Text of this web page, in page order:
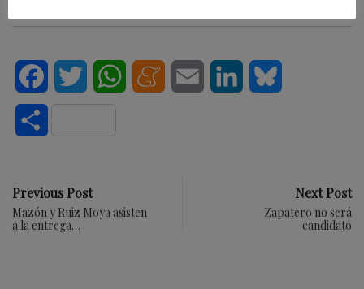
FacebookTwitter WhatsAppMeneameEmail LinkedIn
Compartir
Previous Post
Mazón y Ruiz Moya asisten
a la entrega…
Next Post
Zapatero no será
candidato